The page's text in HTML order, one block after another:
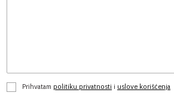
Prihvatam politiku privatnosti i uslove korišćenja